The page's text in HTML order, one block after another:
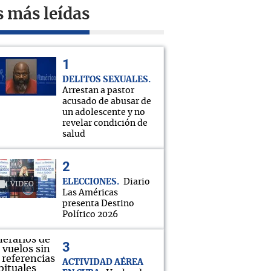
más leídas
DELITOS SEXUALES
Arrestan a pastor
acusado de abusar de
un adolescente y no
revelar condición de
salud
VIDEO ELECCIONES
Diario
Las Américas
presenta Destino
Político 2026
ACTIVIDAD AÉREA